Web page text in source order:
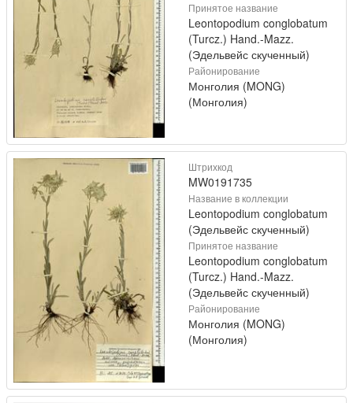
Принятое название
Leontopodium conglobatum
(Turcz.) Hand.-Mazz.
(Эдельвейс скученный)
Районирование
Монголия (MONG)
(Монголия)
Штрихкод
MW0191735
Название в коллекции
Leontopodium conglobatum
(Эдельвейс скученный)
Принятое название
Leontopodium conglobatum
(Turcz.) Hand.-Mazz.
(Эдельвейс скученный)
Районирование
Монголия (MONG)
(Монголия)